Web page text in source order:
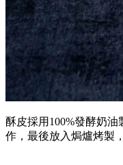
酥皮採用100%發酵奶
作，最後放入焗爐烤製